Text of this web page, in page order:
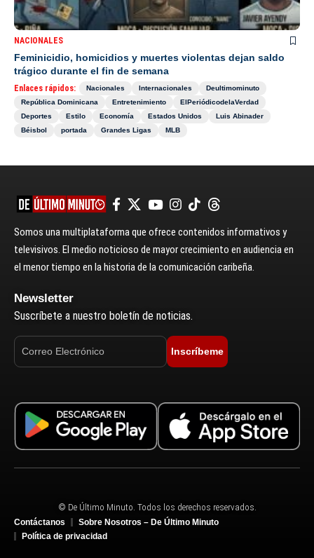
NACIONALES
Feminicidio, homicidios y muertes violentas dejan saldo
trágico durante el fin de semana
Enlaces rápidos: Nacionales Internacionales
Deultimominuto
República Dominicana
Entretenimiento
ElPeriódicodelaVerdad
Deportes
Estilo Economía Estados Unidos
Luis Abinader
Béisbol
portada Grandes Ligas MLB
Somos una multiplataforma que ofrece contenidos informativos y
televisivos. El medio noticioso de mayor crecimiento en audiencia en
el menor tiempo en la historia de la comunicación caribeña.
Newsletter
Suscríbete a nuestro boletín de noticias.
Inscríbeme
© De Último Minuto. Todos los derechos reservados.
Contáctanos
Sobre Nosotros – De Último Minuto
Política de privacidad